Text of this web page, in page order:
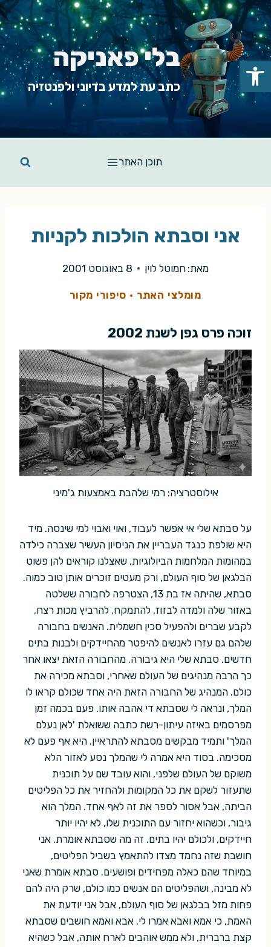
Skip
to
content
בלי פאניקה
כתב עת למדע בדיוני ולפנטזיה
תוכן האתר
אני וסבתא הולכות לקניות
מאת: חמוטל לוין 8 באוגוסט 2001
מומלצי האתר · סיפורי מקור
זוכה פרס גפן לשנת 2002
אילוסטרציה: רמי שלהבת באמצעות ג'מיני
על סבתא שלי אי אפשר לעבוד, ואוי ואבוי למי שינסה. מיד
היא שולפת כנגד העבריין את הניסיון העשיר שצברה כילדה
במהומות המלחמות הביולוגיות, שאצלנו קוראים להן פשוט
הבלגאן של סוף העולם, ורק מעטים זוכרים אותן טוב כמוה.
סבתא, שהיתה אז בת 13, הצטרפה לחבורה ששלטה
באזור שלה ולמדה לבזוז, להתמקח, להרביץ מכות רצח,
לקבע שברים ולהפעיל סכין חשמלית. האנשים בחבורה
שלהם גם עזרו לאנשים להיפטר מהחיידקים ולבנות בתים
חדשים. סבתא שלי היא גיבורה. מהחבורה הזאת יצאו אחר
כך הרבה מנהיגים של העולם שאחרי, וסבתא מכירה את
כולם. המנהיג של החבורה הזאת היה אחד שכולם קראו לו
המלך, ונראה לי שסבתא די אהבה אותו. פעם בכמה זמן
מפרסמים באיזה עיתון-רשת כתבה ששואלת 'לאן נעלם
המלך' ותמיד מבקשים מסבתא להתראיין. היא אף פעם לא
מסכימה. בסוד היא אמרה לי שהמלך נסע לאזור הלא
משוקם של העולם שלפני, והוא עובד שם על תוכנית
שתעזור לשקם את כל המקומות ולהחזיר את כל הפליטים
הביתה, אבל אסור לספר את זה לאף אחד. המלך הוא
גיבור, וכשהוא יחזור עם התוכנית שלו, לא יהיו יותר
חיידקים, ולכולם יהיו בתים. זה מה שסבתא אומרת. אני
חושבת שזה נחמד מצדו להתאמץ בשביל הפליטים,
במיוחד שהם כאלה מפחידים ופושעים. סבתא אומרת שאני
לא מבינה, ושהפליטים הם אנשים כמו כולם, שרק היה להם
פחות מזל בבלגאן של סוף העולם, אבל אני יודעת את
האמת, כי אמא ואבא אמרו לי. אבא ואמא חושבים שסבתא
קצת ברברית, ולא ממש אוהבים לארח אותה, אבל כשהיא
פתח סרגל נגישות